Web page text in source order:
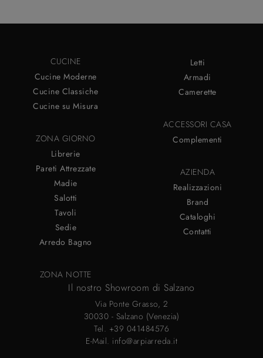
CUCINE
Cucine Moderne
Cucine Classiche
Cucine su Misura
ZONA GIORNO
Librerie
Pareti Attrezzate
Madie
Salotti
Tavoli
Sedie
Arredo Bagno
ZONA NOTTE
Letti
Armadi
Camerette
ACCESSORI CASA
Complementi
AZIENDA
Realizzazioni
Brand
Cataloghi
Contatti
Il nostro Showroom di Salzano
Via Ponte Grasso, 2
30030 - Salzano (Venezia)
Tel. +39 041484576
E-Mail. info@arpiarreda.it